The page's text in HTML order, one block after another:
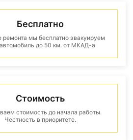
Бесплатно
ремонта мы бесплатно эвакуируем
до 50 км. от МКАД-а
Стоимость
стоимость до начала работы.
Честность в приоритете.